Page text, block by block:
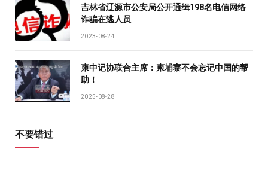
吉林省辽源市公安局公开通缉198名电信网络
诈骗在逃人员
2023-08-24
柬中记协联合主席：柬埔寨不会忘记中国的帮
助！
2025-08-28
不要错过